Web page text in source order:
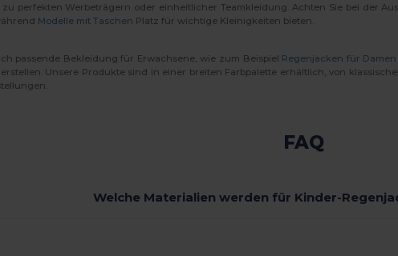
perfekten Werbeträgern oder einheitlicher Teamkleidung. Achten Sie bei der
Modelle mit Taschen Platz für wichtige Kleinigkeiten bieten.
passende Bekleidung für Erwachsene, wie zum Beispiel Regenjacken für Damen
Unsere Produkte sind in einer breiten Farbpalette erhältlich, von
FAQ
Welche Materialien werden für Kinder-